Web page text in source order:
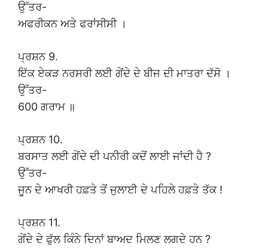
ਉੱਤਰ-
ਅਫਰੀਕਨ ਅਤੇ ਫਰਾਂਸੀਸੀ ।
ਪ੍ਰਸ਼ਨ 9.
ਇੱਕ ਏਕੜ ਨਰਸਰੀ ਲਈ ਗੇਂਦੇ ਦੇ ਬੀਜ ਦੀ ਮਾਤਰਾ ਦੱਸੋ ।
ਉੱਤਰ-
600 ਗਰਾਮ ॥
ਪ੍ਰਸ਼ਨ 10.
ਬਰਸਾਤ ਲਈ ਗੇਂਦੇ ਦੀ ਪਨੀਰੀ ਕਦੋਂ ਲਾਈ ਜਾਂਦੀ ਹੈ ?
ਉੱਤਰ-
ਜੂਨ ਦੇ ਆਖਰੀ ਹਫ਼ਤੇ ਤੋਂ ਜੁਲਾਈ ਦੇ ਪਹਿਲੇ ਹਫ਼ਤੇ ਤੱਕ !
ਪ੍ਰਸ਼ਨ 11.
ਗੇਂਦੇ ਦੇ ਫੁੱਲ ਕਿੰਨੇ ਦਿਨਾਂ ਬਾਅਦ ਮਿਲਣ ਲਗਦੇ ਹਨ ?